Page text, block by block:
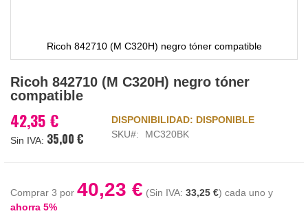
Ricoh 842710 (M C320H) negro tóner compatible
al
comienzo
la
galería
Ricoh 842710 (M C320H) negro tóner
compatible
42,35 €
35,00 €
DISPONIBILIDAD: DISPONIBLE
SKU
MC320BK
Comprar 3 por 40,23 € 33,25 € cada uno y
ahorra 5%